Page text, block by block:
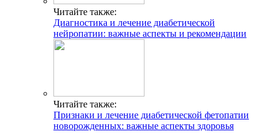
Читайте также:
Диагностика и лечение диабетической
нейропатии: важные аспекты и рекомендации
Читайте также:
Признаки и лечение диабетической фетопатии
новорожденных: важные аспекты здоровья